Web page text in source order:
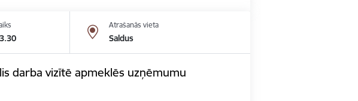
Atrašanās vieta
Saldus
darba vizītē apmeklēs uzņēmumu